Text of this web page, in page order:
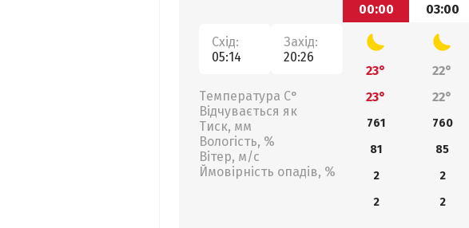
Схід:
05:14
Захід:
20:26
Температура С°
Відчувається як
Тиск, мм
Вологість, %
Вітер, м/с
Ймовірність опадів, %
00:00
03:00
23° 22°
23°
22°
761 760
81
85
2
2
2
2